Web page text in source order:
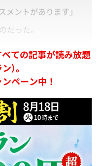
メントがあります」
った。
ての記事が読み放題
）。
ペーン中！